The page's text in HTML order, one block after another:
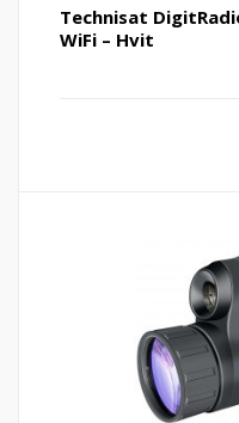
Vurdert
5.00av 5
Technisat
WiFi – Hvit